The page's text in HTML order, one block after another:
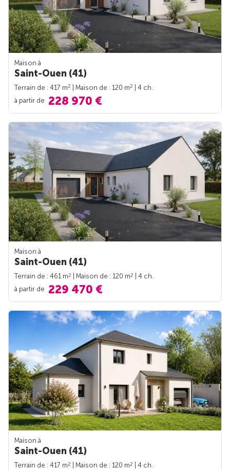
Maison à
Saint-Ouen (41)
Terrain de : 417 m2 | Maison de : 120 m2
| 4 ch.
à partir de 228 970 €
Maison à
Saint-Ouen (41)
Terrain de : 461 m2 | Maison de : 120 m2
| 4 ch.
à partir de 229 470 €
Maison à
Saint-Ouen (41)
Terrain de : 417 m2 | Maison de : 120 m2
| 4 ch.